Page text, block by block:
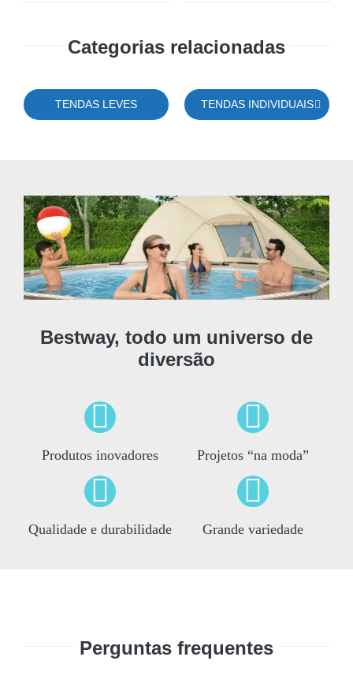
11,90 €.
10,35 €.
11,90 €.
Categorias relacionadas
TENDAS LEVES TENDAS INDIVIDUAIS
Bestway, todo um universo de
diversão
Produtos inovadores Projetos “na moda”
Qualidade e durabilidade Grande variedade
Perguntas frequentes